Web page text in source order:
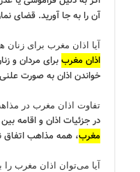
آن را به جا آورید. قضای
آیا اذان مغرب برای
اذان مغرببرای مردان و
خواندن اذان به صورت
تفاوت اذان مغرب در
در جزئیات اذان و اقامه
مغرب، همه مذاهب اتفاق
آیا می‌توان اذان مغرب